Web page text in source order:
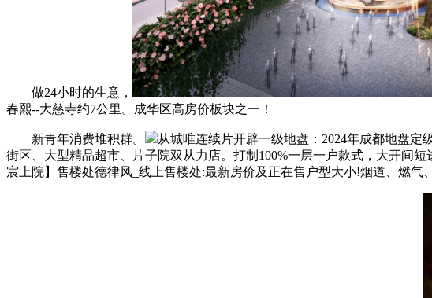
做24小时的生意，
春熙--大慈寺约7公里。成华区高房价板块之一！
新青年消费堆积群。
从城唯连续片开辟一级地盘：2024年成都地盘
街区、大型精品超市、片子院双从力店。打制100%一层一户款式，大开间
宸上院】售楼处德律风_线上售楼处:最新房价及正在售户型大小!烟道、燃